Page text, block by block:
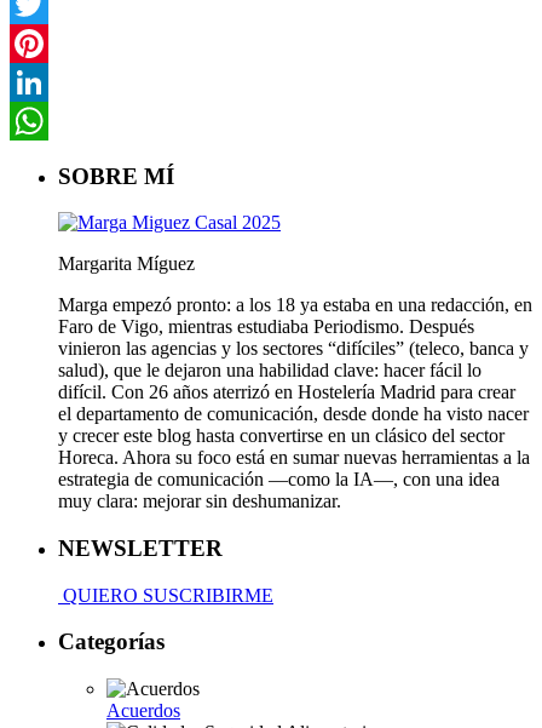
Twitter
Pinterest
LinkedIn
SOBRE MÍ
Margarita Míguez
Marga empezó pronto: a los 18 ya estaba en una redacción, en
Faro de Vigo, mientras estudiaba Periodismo. Después
vinieron las agencias y los sectores “difíciles” (teleco, banca y
salud), que le dejaron una habilidad clave: hacer fácil lo
difícil. Con 26 años aterrizó en Hostelería Madrid para crear
el departamento de comunicación, desde donde ha visto nacer
y crecer este blog hasta convertirse en un clásico del sector
Horeca. Ahora su foco está en sumar nuevas herramientas a la
estrategia de comunicación —como la IA—, con una idea
muy clara: mejorar sin deshumanizar.
NEWSLETTER
QUIERO SUSCRIBIRME
Categorías
Acuerdos